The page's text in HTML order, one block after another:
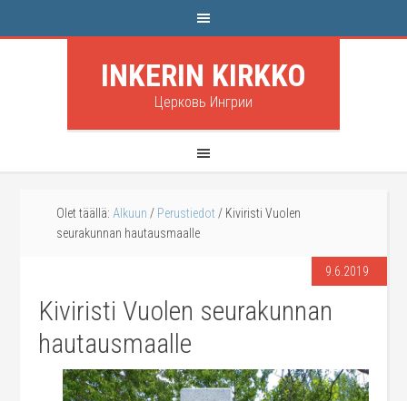
INKERIN KIRKKO
Церковь Ингрии
Olet täällä: Alkuun / Perustiedot / Kiviristi Vuolen
seurakunnan hautausmaalle
9.6.2019
Kiviristi Vuolen seurakunnan
hautausmaalle